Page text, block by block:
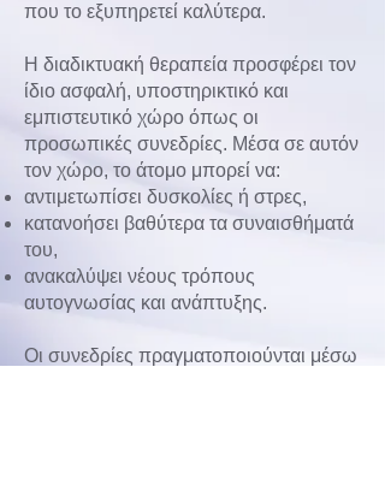
που το εξυπηρετεί καλύτερα.
Η διαδικτυακή θεραπεία προσφέρει τον
ίδιο ασφαλή, υποστηρικτικό και
εμπιστευτικό χώρο όπως οι
προσωπικές συνεδρίες. Μέσα σε αυτόν
τον χώρο, το άτομο μπορεί να:
αντιμετωπίσει δυσκολίες ή στρες,
κατανοήσει βαθύτερα τα συναισθήματά
του,
ανακαλύψει νέους τρόπους
αυτογνωσίας και ανάπτυξης.
Οι συνεδρίες πραγματοποιούνται μέσω